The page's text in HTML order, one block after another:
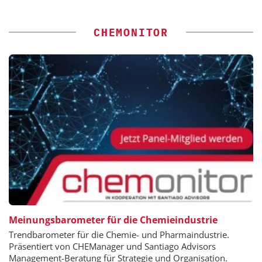
CHEMONITOR
Meinungsbarometer für die Chemieindustrie
Trendbarometer für die Chemie- und Pharmaindustrie.
Präsentiert von CHEManager und Santiago Advisors
Management-Beratung für Strategie und Organisation.